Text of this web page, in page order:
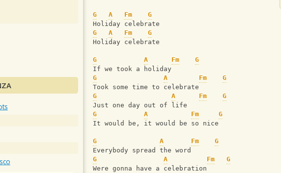
G A Fm
G
Holiday celebrate
G
A Fm
G
Holiday celebrate
G A Fm
G
If we took a holiday
G
A Fm
G
Took some time to celebrate
G
A Fm
G
Just one day out of life
G
A Fm
G
It would be, it would be so nice
G A Fm
G
Everybody spread the word
G
A Fm
G
Were gonna have a celebration